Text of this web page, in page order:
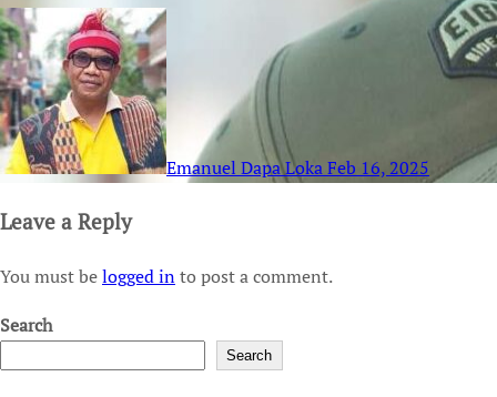
Emanuel Dapa LokaFeb 16, 2025
Leave a Reply
You must belogged into post a comment.
Search
Search